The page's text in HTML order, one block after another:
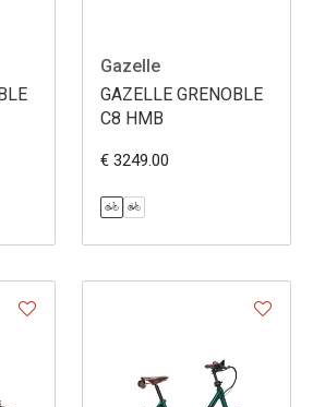
Gazelle
GAZELLE GRENOBLE
C8 HMB
€ 3249.00